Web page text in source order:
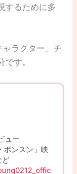
するために多
ラクター、チ
す。
ュー
ボンスン」映
ど